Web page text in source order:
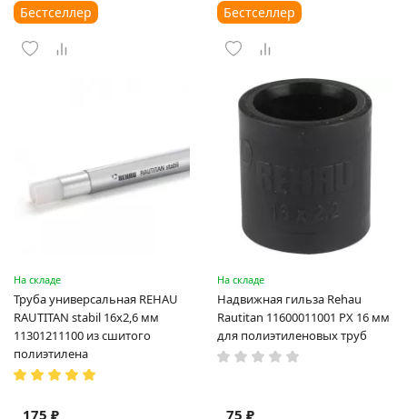
Бестселлер
На складе
Труба универсальная REHAU
RAUTITAN stabil 16х2,6 мм
11301211100 из сшитого
полиэтилена
175 ₽
Бестселлер
На складе
Надвижная гильза Rehau
Rautitan 11600011001 PX 16 мм
для полиэтиленовых труб
75 ₽